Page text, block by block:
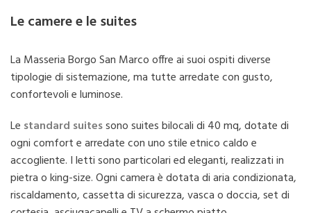
Le camere e le suites
La Masseria Borgo San Marco offre ai suoi ospiti diverse
tipologie di sistemazione, ma tutte arredate con gusto,
confortevoli e luminose.
Le standard suitessono suites bilocali di 40 mq, dotate di
ogni comfort e arredate con uno stile etnico caldo e
accogliente. I letti sono particolari ed eleganti, realizzati in
pietra o king-size. Ogni camera è dotata di aria condizionata,
riscaldamento, cassetta di sicurezza, vasca o doccia, set di